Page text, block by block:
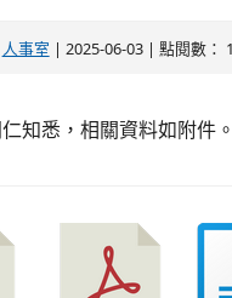
人事室 | 2025-06-03 | 點閱數：
知悉，相關資料如附件。